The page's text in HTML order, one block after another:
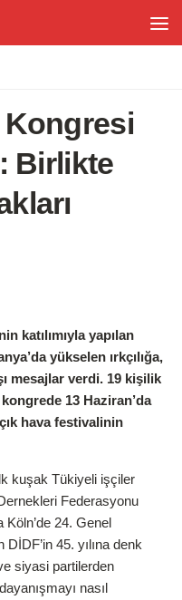
Kongresi
Birlikte
katılımıyla yapılan
yükselen ırkçılığa,
mesajlar verdi. 19 kişilik
13 Haziran’da
hava festivalinin
kuşak Tükiyeli işçiler
Federasyonu
Köln’de 24. Genel
45. yılına denk
siyasi partilerden
nasıl